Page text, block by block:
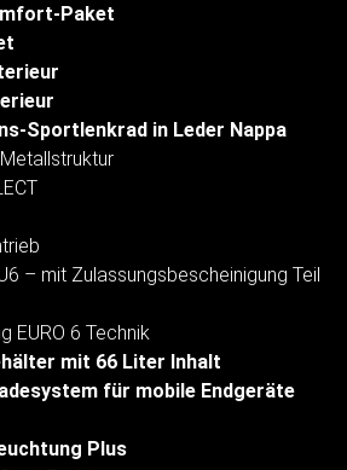
Paket
Sportlenkrad in Leder Nappa
– mit Zulassungsbescheinigung Teil
EURO 6 Technik
mit 66 Liter Inhalt
für mobile Endgeräte
Plus